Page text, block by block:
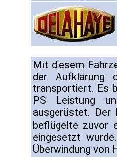
Mit diesem
der Aufklärung
transportiert. Es
PS Leistung
ausgerüstet.
beflügelte zuvor
eingesetzt
Überwindung von